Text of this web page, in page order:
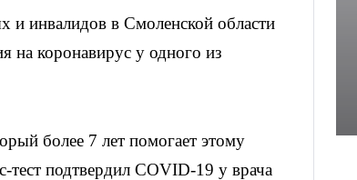
инвалидов в Смоленской области
на коронавирус у одного из
более 7 лет помогает этому
тест подтвердил COVID-19 у врача